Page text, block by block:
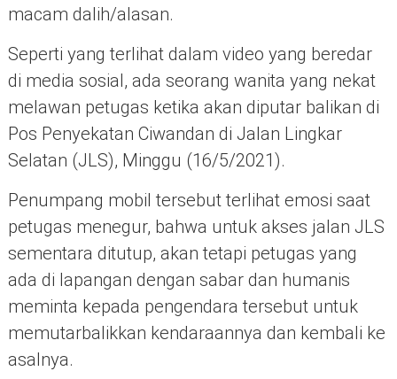
macam dalih/alasan.
Seperti yang terlihat dalam video yang beredar
di media sosial, ada seorang wanita yang nekat
melawan petugas ketika akan diputar balikan di
Pos Penyekatan Ciwandan di Jalan Lingkar
Selatan (JLS), Minggu (16/5/2021).
Penumpang mobil tersebut terlihat emosi saat
petugas menegur, bahwa untuk akses jalan JLS
sementara ditutup, akan tetapi petugas yang
ada di lapangan dengan sabar dan humanis
meminta kepada pengendara tersebut untuk
memutarbalikkan kendaraannya dan kembali ke
asalnya.